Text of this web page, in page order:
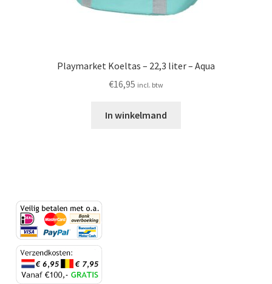
Playmarket Koeltas – 22,3 liter – Aqua
€16,95 incl. btw
In winkelmand